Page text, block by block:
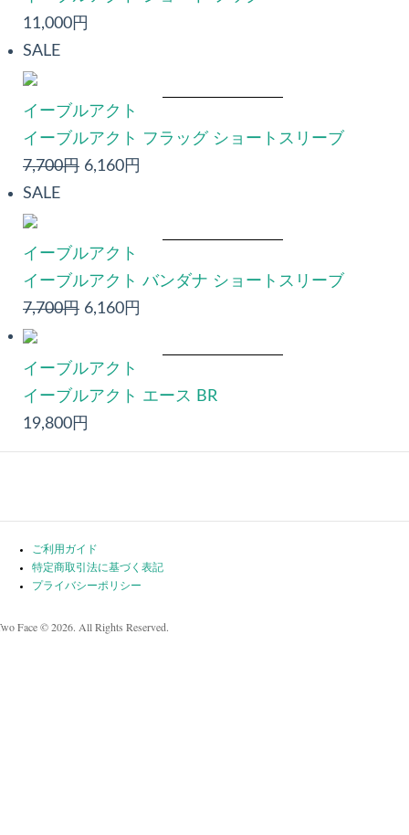
11,000円
SALE
イーブルアクト
イーブルアクト フラッグ ショートスリーブ
7,700円 6,160円
SALE
イーブルアクト
イーブルアクト バンダナ ショートスリーブ
7,700円 6,160円
イーブルアクト
イーブルアクト エース BR
19,800円
ご利用ガイド
特定商取引法に基づく表記
プライバシーポリシー
Face © 2026. All Rights Reserved.